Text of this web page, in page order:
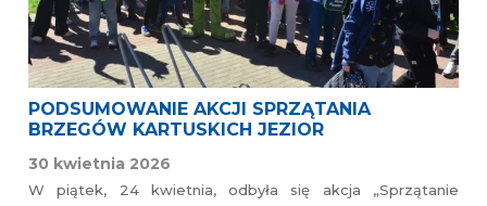
PODSUMOWANIE AKCJI SPRZĄTANIA
BRZEGÓW KARTUSKICH JEZIOR
30 kwietnia 2026
W piątek, 24 kwietnia, odbyła się akcja „Sprzątanie